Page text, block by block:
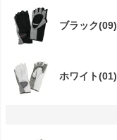
ブラック(09)
ホワイト(01)